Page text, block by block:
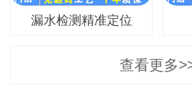
漏水检测精准定位
查看更多